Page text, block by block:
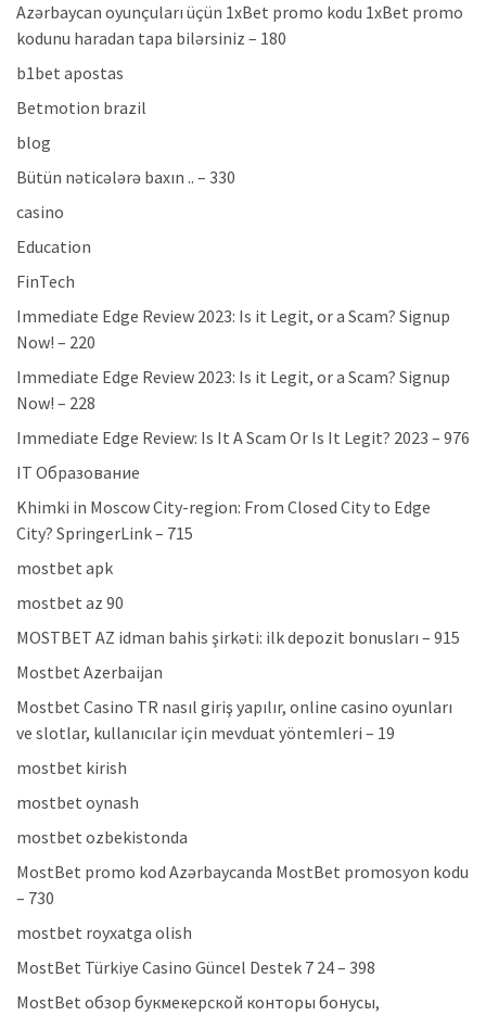
Azərbaycan oyunçuları üçün 1xBet promo kodu 1xBet promo
kodunu haradan tapa bilərsiniz – 180
b1bet apostas
Betmotion brazil
blog
Bütün nəticələrə baxın .. – 330
casino
Education
FinTech
Immediate Edge Review 2023: Is it Legit, or a Scam? Signup
Now! – 220
Immediate Edge Review 2023: Is it Legit, or a Scam? Signup
Now! – 228
Immediate Edge Review: Is It A Scam Or Is It Legit? 2023 – 976
IT Образование
Khimki in Moscow City-region: From Closed City to Edge
City? SpringerLink – 715
mostbet apk
mostbet az 90
MOSTBET AZ idman bahis şirkəti: ilk depozit bonusları – 915
Mostbet Azerbaijan
Mostbet Casino TR nasıl giriş yapılır, online casino oyunları
ve slotlar, kullanıcılar için mevduat yöntemleri – 19
mostbet kirish
mostbet oynash
mostbet ozbekistonda
MostBet promo kod Azərbaycanda MostBet promosyon kodu
– 730
mostbet royxatga olish
MostBet Türkiye Casino Güncel Destek 7 24 – 398
MostBet обзор букмекерской конторы бонусы,